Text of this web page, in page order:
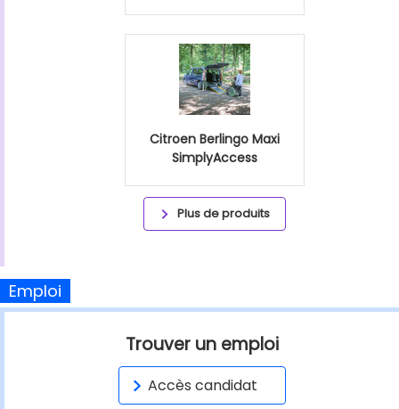
Citroen Berlingo Maxi
SimplyAccess
Plus de produits
Emploi
Trouver un emploi
Accès candidat